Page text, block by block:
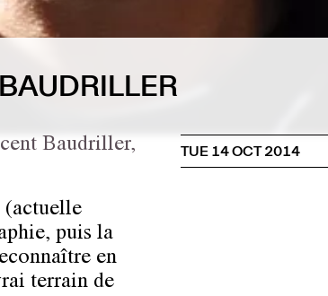
Baudriller,
(actuelle
puis la
en
terrain de
TUE 14 OCT 2014